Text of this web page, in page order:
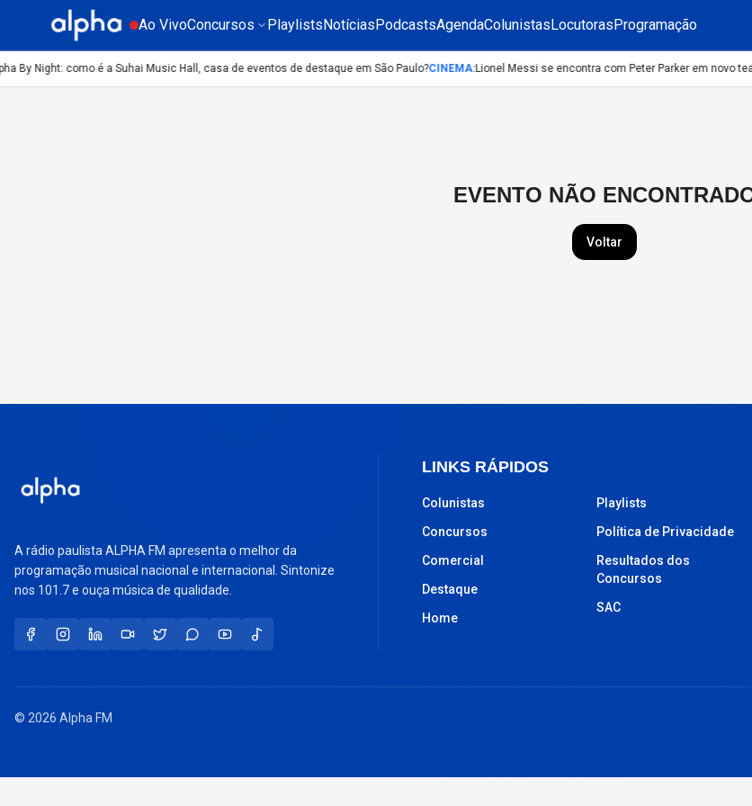
Ao VivoConcursos PlaylistsNotíciasPodcastsAgendaColunistasLocutorasProgramação
By Night: como é a Suhai Music Hall, casa de eventos de destaque em São Paulo?CINEMA:Lionel Messi se encontra com Peter Parker em novo
EVENTO NÃO
Voltar
A rádio paulista ALPHA FM apresenta o melhor da
programação musical nacional e internacional. Sintonize
nos 101.7 e ouça música de qualidade.
LINKS RÁPIDOS
Colunistas
Concursos
Comercial
Destaque
Home
Playlists
Política de Privacidade
Resultados dos
Concursos
SAC
© 2026 Alpha FM